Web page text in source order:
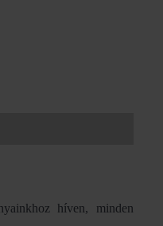
híven, minden